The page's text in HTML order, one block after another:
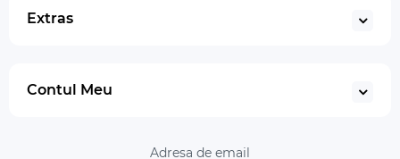
Extras
Contul Meu
Adresa de email